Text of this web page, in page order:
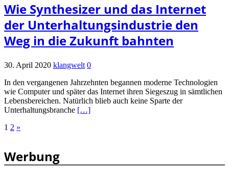
Wie Synthesizer und das Internet
der Unterhaltungsindustrie den
Weg in die Zukunft bahnten
30. April 2020 klangwelt 0
In den vergangenen Jahrzehnten begannen moderne Technologien
wie Computer und später das Internet ihren Siegeszug in sämtlichen
Lebensbereichen. Natürlich blieb auch keine Sparte der
Unterhaltungsbranche […]
Seitennummerierung
Beiträge
1 2 »
Werbung